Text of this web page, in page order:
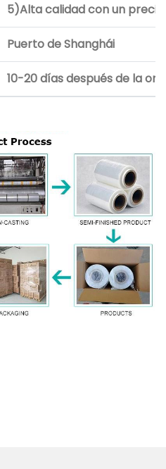
5)Alta calidad con un
Puerto de Shanghái
10-20 días después de la